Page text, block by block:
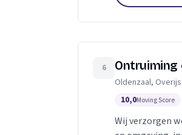
6 Ontruiming
Oldenzaal,
10,0Moving Score
Wij verzorgen